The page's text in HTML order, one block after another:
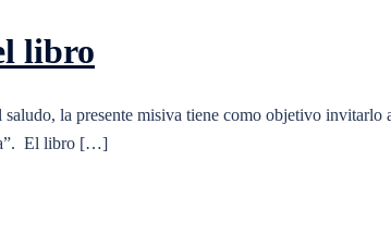
libro
la presente misiva tiene como objetivo
El libro […]